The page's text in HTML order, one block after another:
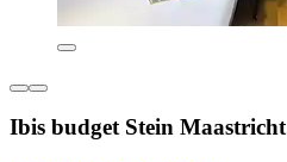
Ibis budget Stein Maastricht